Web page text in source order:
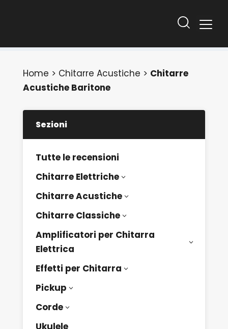
Home > Chitarre Acustiche > Chitarre
Acustiche Baritone
Sezioni
Tutte le recensioni
Chitarre Elettriche3
Chitarre Acustiche3
Chitarre Classiche3
Amplificatori per Chitarra
Elettrica
3
Effetti per Chitarra 3
Pickup 3
Corde3
Ukulele